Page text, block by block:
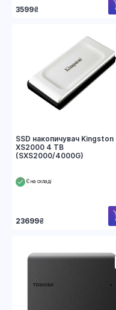
3599₴
SSD накопичувач Kingston
XS2000 4 TB
(SXS2000/4000G)
Є на складі
23699₴